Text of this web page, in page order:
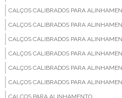
CALÇOS CALIBRADOS PARA
CALÇOS CALIBRADOS PARA
CALÇOS CALIBRADOS PARA
CALÇOS CALIBRADOS PARA
CALÇOS CALIBRADOS PARA
CALÇOS CALIBRADOS PARA
CALÇOS PARA ALINHAMENTO